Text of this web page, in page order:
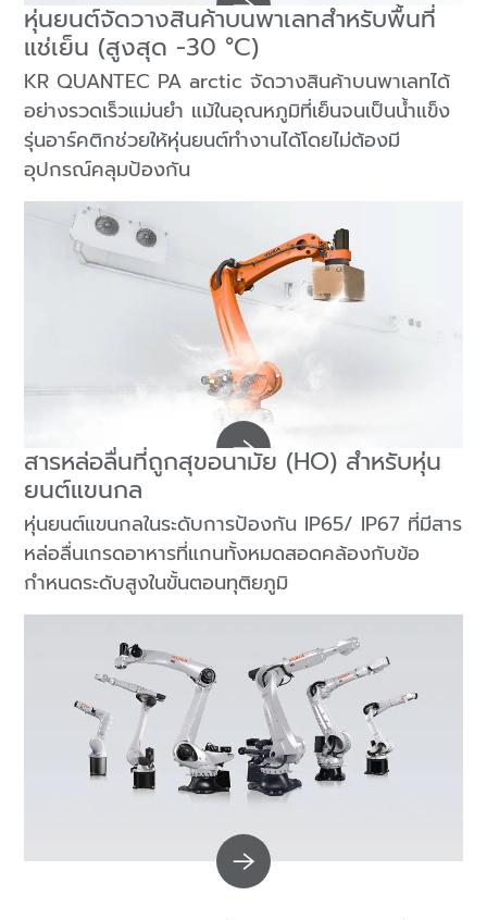
หุ่นยนต์จัดวางสินค้าบนพาเลทสำหรับพื้นที่
แช่เย็น (สูงสุด -30 °C)
KR QUANTEC PA arctic จัดวางสินค้าบนพาเลทได้
อย่างรวดเร็วแม่นยำ แม้ในอุณหภูมิที่เย็นจนเป็นน้ำแข็ง
รุ่นอาร์คติกช่วยให้หุ่นยนต์ทำงานได้โดยไม่ต้องมี
อุปกรณ์คลุมป้องกัน
สารหล่อลื่นที่ถูกสุขอนามัย (HO) สำหรับหุ่น
ยนต์แขนกล
หุ่นยนต์แขนกลในระดับการป้องกัน IP65/ IP67 ที่มีสาร
หล่อลื่นเกรดอาหารที่แกนทั้งหมดสอดคล้องกับข้อ
กำหนดระดับสูงในขั้นตอนทุติยภูมิ